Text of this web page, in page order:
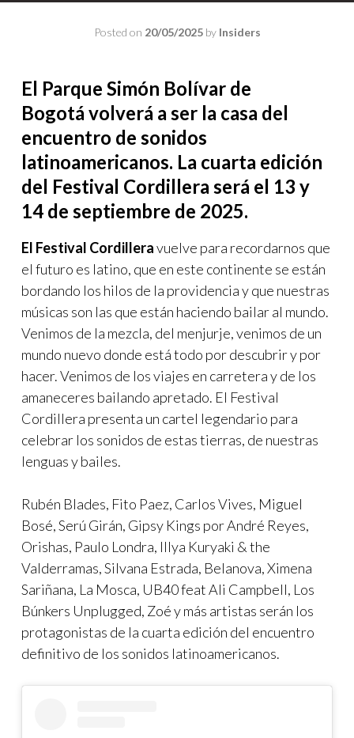
Posted on 20/05/2025by Insiders
El Parque Simón Bolívar de
Bogotá volverá a ser la casa del
encuentro de sonidos
latinoamericanos. La cuarta edición
del Festival Cordillera será el 13 y
14 de septiembre de 2025.
El Festival Cordilleravuelve para recordarnos que
el futuro es latino, que en este continente se están
bordando los hilos de la providencia y que nuestras
músicas son las que están haciendo bailar al mundo.
Venimos de la mezcla, del menjurje, venimos de un
mundo nuevo donde está todo por descubrir y por
hacer. Venimos de los viajes en carretera y de los
amaneceres bailando apretado. El Festival
Cordillera presenta un cartel legendario para
celebrar los sonidos de estas tierras, de nuestras
lenguas y bailes.
Rubén Blades, Fito Paez, Carlos Vives, Miguel
Bosé, Serú Girán, Gipsy Kings por André Reyes,
Orishas, Paulo Londra, Illya Kuryaki & the
Valderramas, Silvana Estrada, Belanova, Ximena
Sariñana, La Mosca, UB40 feat Ali Campbell, Los
Búnkers Unplugged, Zoé y más artistas serán los
protagonistas de la cuarta edición del encuentro
definitivo de los sonidos latinoamericanos.